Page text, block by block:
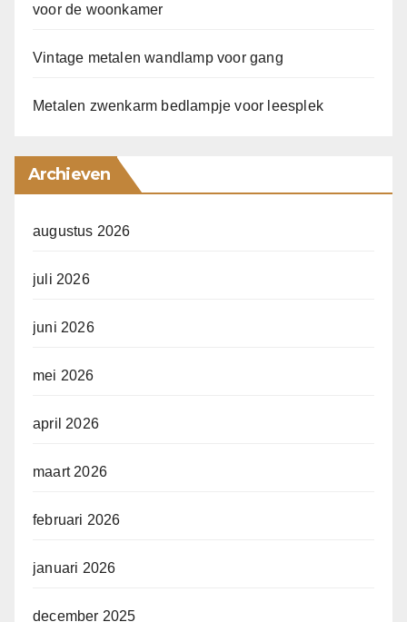
voor de woonkamer
Vintage metalen wandlamp voor gang
Metalen zwenkarm bedlampje voor leesplek
Archieven
augustus 2026
juli 2026
juni 2026
mei 2026
april 2026
maart 2026
februari 2026
januari 2026
december 2025